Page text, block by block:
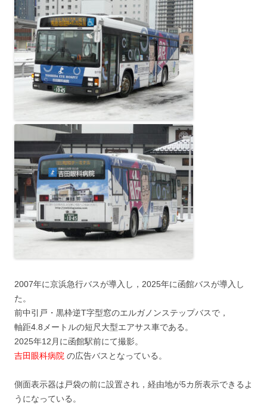
2007年に京浜急行バスが導入し，2025年に函館バスが導入し
た。
前中引戸・黒枠逆T字型窓のエルガノンステップバスで，
軸距4.8メートルの短尺大型エアサス車である。
2025年12月に函館駅前にて撮影。
吉田眼科病院 の広告バスとなっている。
側面表示器は戸袋の前に設置され，経由地が5カ所表示できるよ
うになっている。